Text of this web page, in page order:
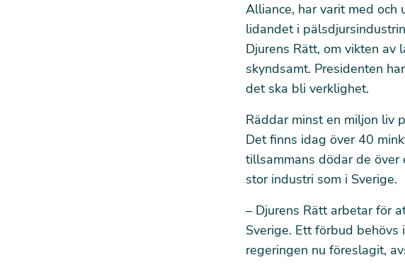
Alliance, har varit med
lidandet i
Djurens Rätt, om vikten
skyndsamt. Presidenten
det ska bli verklighet.
Räddar minst en miljon liv
Det finns idag över 40
tillsammans dödar de över
stor industri som i Sverige.
– Djurens Rätt arbetar för
Sverige. Ett förbud
regeringen nu föreslagit,